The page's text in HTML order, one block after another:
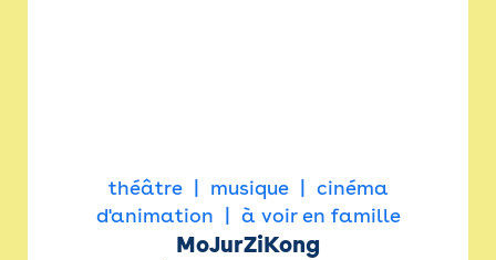
théâtre musique
cinéma
d'animation
à voir en famille
MoJurZiKong